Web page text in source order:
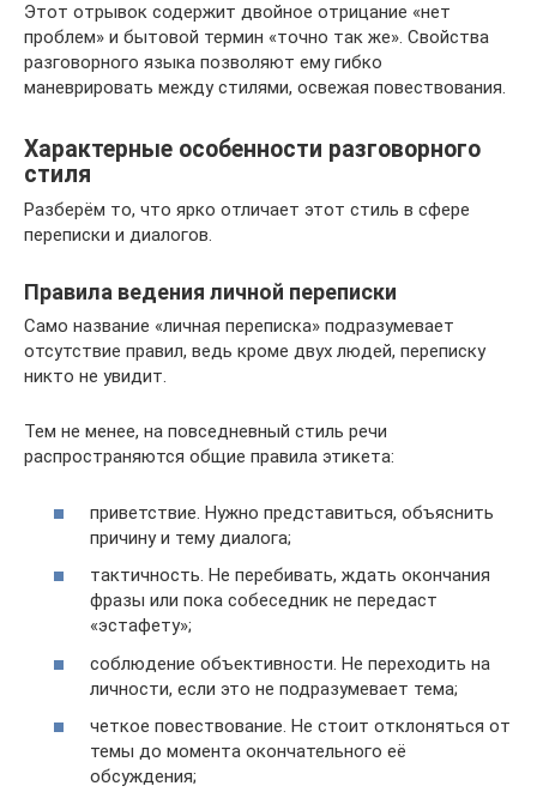
Этот отрывок содержит двойное отрицание «нет
проблем» и бытовой термин «точно так же». Свойства
разговорного языка позволяют ему гибко
маневрировать между стилями, освежая повествования.
Характерные особенности разговорного
стиля
Разберём то, что ярко отличает этот стиль в сфере
переписки и диалогов.
Правила ведения личной переписки
Само название «личная переписка» подразумевает
отсутствие правил, ведь кроме двух людей, переписку
никто не увидит.
Тем не менее, на повседневный стиль речи
распространяются общие правила этикета:
приветствие. Нужно представиться, объяснить
причину и тему диалога;
тактичность. Не перебивать, ждать окончания
фразы или пока собеседник не передаст
«эстафету»;
соблюдение объективности. Не переходить на
личности, если это не подразумевает тема;
четкое повествование. Не стоит отклоняться от
темы до момента окончательного её
обсуждения;